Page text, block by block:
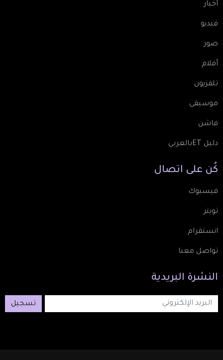
أخبار
فيديو
صور
أفلام
تلفزيون
موسيقى
فاشن
دليل ETبالعربي
كُن على اتصال
فيسبوك
تويتر
انستقرام
تواصل معنا
النشرة البريدية
تسجيل